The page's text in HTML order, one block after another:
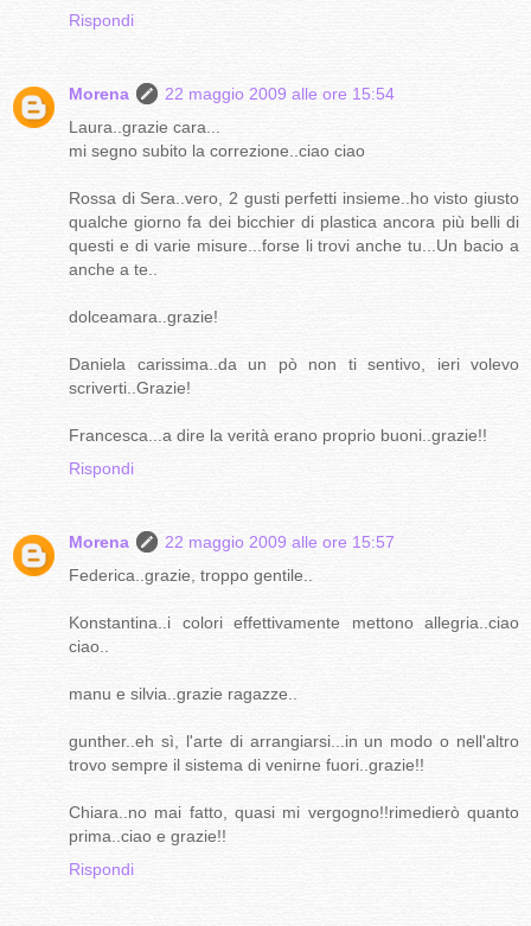
Rispondi
Morena
22 maggio 2009 alle ore 15:54
Laura..grazie cara...
mi segno subito la correzione..ciao ciao
Rossa di Sera..vero, 2 gusti perfetti insieme..ho visto giusto
qualche giorno fa dei bicchier di plastica ancora più belli di
questi e di varie misure...forse li trovi anche tu...Un bacio a
anche a te..
dolceamara..grazie!
Daniela carissima..da un pò non ti sentivo, ieri volevo
scriverti..Grazie!
Francesca...a dire la verità erano proprio buoni..grazie!!
Rispondi
Morena
22 maggio 2009 alle ore 15:57
Federica..grazie, troppo gentile..
Konstantina..i colori effettivamente mettono allegria..ciao
ciao..
manu e silvia..grazie ragazze..
gunther..eh sì, l'arte di arrangiarsi...in un modo o nell'altro
trovo sempre il sistema di venirne fuori..grazie!!
Chiara..no mai fatto, quasi mi vergogno!!rimedierò quanto
prima..ciao e grazie!!
Rispondi